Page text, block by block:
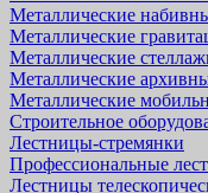
Металлические
Металлические
Металлические
Металлические
Металлические
Строительное
Лестницы-стремянки
Профессиональные
Лестницы